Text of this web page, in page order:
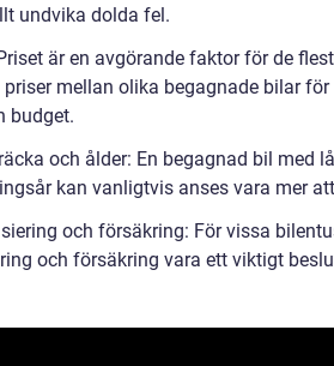
undvika dolda fel.
är en avgörande faktor för de
mellan olika begagnade bilar
budget.
och ålder: En begagnad bil med
kan vanligtvis anses vara mer
och försäkring: För vissa
och försäkring vara ett viktigt